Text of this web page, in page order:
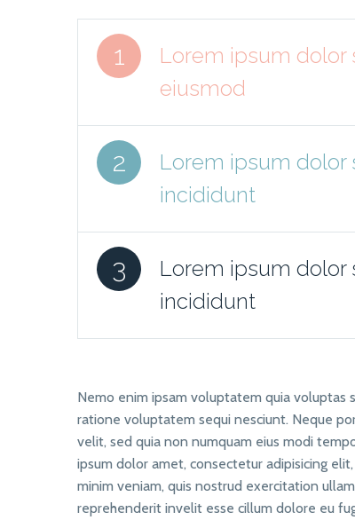
1
Lorem ipsum dolor
eiusmod
2
Lorem ipsum dolor
incididunt
3
Lorem ipsum dolor
incididunt
Nemo enim ipsam voluptatem quia voluptas
ratione voluptatem sequi nesciunt. Neque
velit, sed quia non numquam eius modi
ipsum dolor amet, consectetur adipisicing
minim veniam, quis nostrud exercitation
reprehenderit invelit esse cillum dolore eu